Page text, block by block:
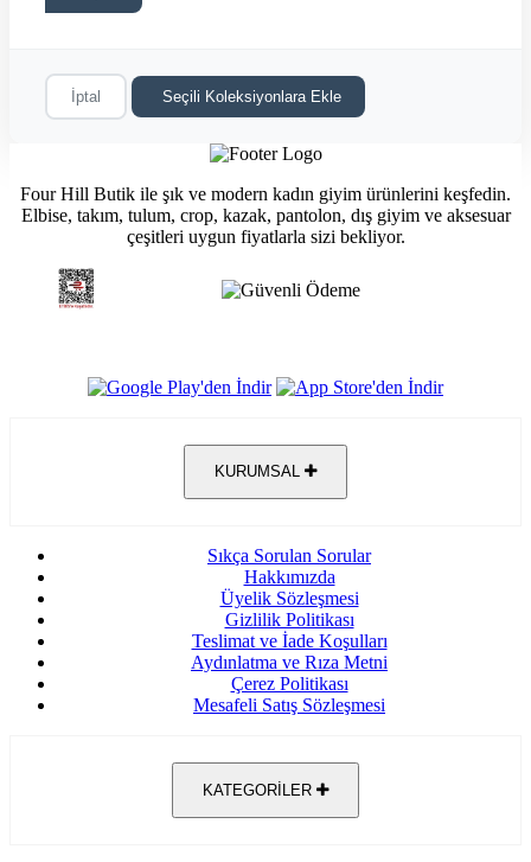
İptal Seçili Koleksiyonlara Ekle
Four Hill Butik ile şık ve modern kadın giyim ürünlerini keşfedin.
Elbise, takım, tulum, crop, kazak, pantolon, dış giyim ve aksesuar
çeşitleri uygun fiyatlarla sizi bekliyor.
KURUMSAL
Sıkça Sorulan Sorular
Hakkımızda
Üyelik Sözleşmesi
Gizlilik Politikası
Teslimat ve İade Koşulları
Aydınlatma ve Rıza Metni
Çerez Politikası
Mesafeli Satış Sözleşmesi
KATEGORİLER